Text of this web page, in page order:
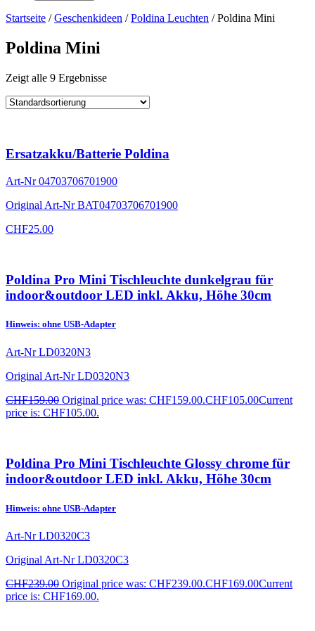
Startseite /Geschenkideen /Poldina Leuchten / Poldina Mini
Poldina Mini
Zeigt alle 9 Ergebnisse
Ersatzakku/Batterie Poldina
Art-Nr04703706701900
Original Art-NrBAT04703706701900
CHF25.00
Poldina Pro Mini Tischleuchte dunkelgrau für
indoor&outdoor LED inkl. Akku, Höhe 30cm
Hinweis: ohne USB-Adapter
Art-NrLD0320N3
Original Art-NrLD0320N3
CHF159.00 Original price was: CHF159.00.CHF105.00Current
price is: CHF105.00.
Poldina Pro Mini Tischleuchte Glossy chrome für
indoor&outdoor LED inkl. Akku, Höhe 30cm
Hinweis: ohne USB-Adapter
Art-NrLD0320C3
Original Art-NrLD0320C3
CHF239.00 Original price was: CHF239.00.CHF169.00Current
price is: CHF169.00.